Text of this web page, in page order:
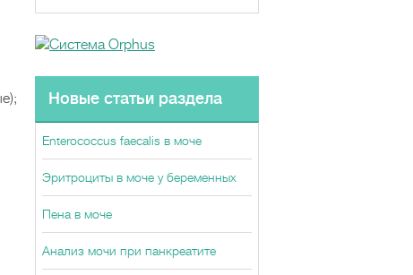
Новые статьи раздела
Enterococcus faecalis в моче
Эритроциты в моче у беременных
Пена в моче
Анализ мочи при панкреатите